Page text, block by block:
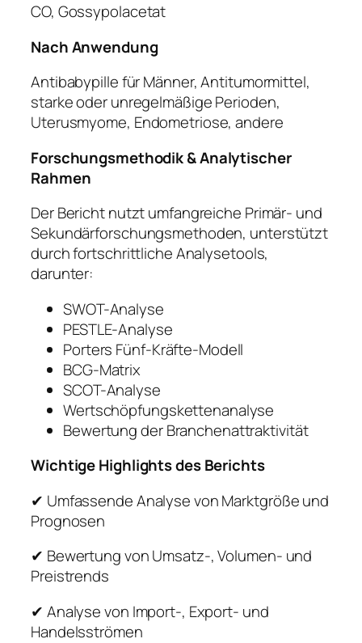
CO, Gossypolacetat
Nach Anwendung
Antibabypille für Männer, Antitumormittel,
starke oder unregelmäßige Perioden,
Uterusmyome, Endometriose, andere
Forschungsmethodik & Analytischer
Rahmen
Der Bericht nutzt umfangreiche Primär- und
Sekundärforschungsmethoden, unterstützt
durch fortschrittliche Analysetools,
darunter:
SWOT-Analyse
PESTLE-Analyse
Porters Fünf-Kräfte-Modell
BCG-Matrix
SCOT-Analyse
Wertschöpfungskettenanalyse
Bewertung der Branchenattraktivität
Wichtige Highlights des Berichts
✔ Umfassende Analyse von Marktgröße und
Prognosen
✔ Bewertung von Umsatz-, Volumen- und
Preistrends
✔ Analyse von Import-, Export- und
Handelsströmen